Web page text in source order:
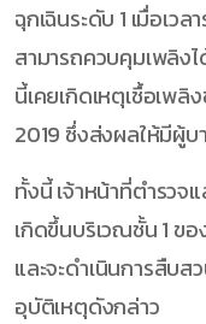
ฉุกเฉินระดับ 1 เมื่อเวล
สามารถควบคุมเพลิงไ
นี้เคยเกิดเหตุเชื้อเพลิ
2019 ซึ่งส่งผลให้มีผู้บ
ทั้งนี้ เจ้าหน้าที่ตำรวจ
เกิดขึ้นบริเวณชั้น 1 ข
และจะดำเนินการสืบ
อุบัติเหตุดังกล่าว